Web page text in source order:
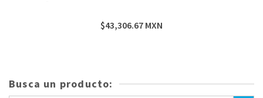
$43,306.67 MXN
Busca un producto:
Botón de